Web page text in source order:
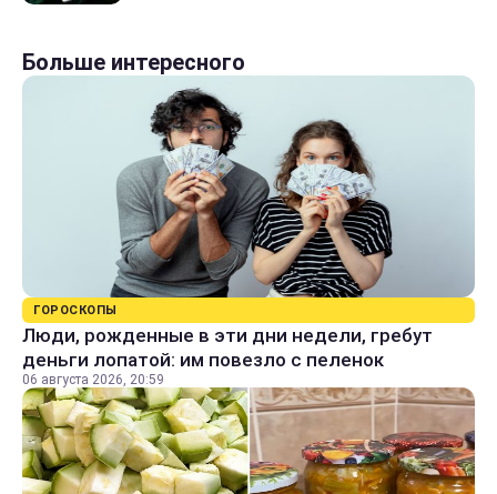
Больше интересного
ГОРОСКОПЫ
Люди, рожденные в эти дни недели, гребут
деньги лопатой: им повезло с пеленок
06 августа 2026, 20:59